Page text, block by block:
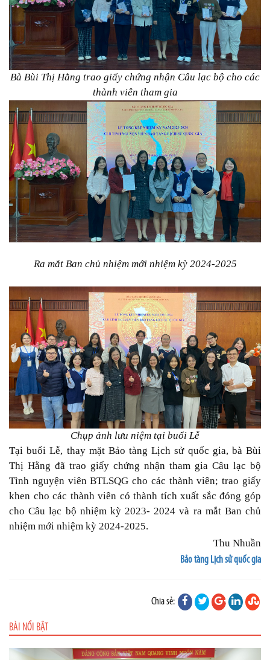
Bà Bùi Thị Hằng trao giấy chứng nhận Câu lạc bộ cho các
thành viên tham gia
Ra mắt Ban chủ nhiệm mới nhiệm kỳ 2024-2025
Chụp ảnh lưu niệm tại buổi Lễ
Tại buổi Lễ, thay mặt Bảo tàng Lịch sử quốc gia, bà Bùi
Thị Hằng đã trao giấy chứng nhận tham gia Câu lạc bộ
Tình nguyện viên BTLSQG cho các thành viên; trao giấy
khen cho các thành viên có thành tích xuất sắc đóng góp
cho Câu lạc bộ nhiệm kỳ 2023- 2024 và ra mắt Ban chủ
nhiệm mới nhiệm kỳ 2024-2025.
Thu Nhuần
Bảo tàng Lịch sử quốc gia
Chia sẻ:
BÀI NỔI BẬT